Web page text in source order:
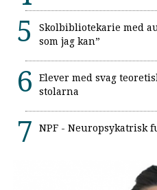
Skolbibliotekarie med
som jag kan”
Elever med svag
stolarna
NPF - Neuropsykatrisk